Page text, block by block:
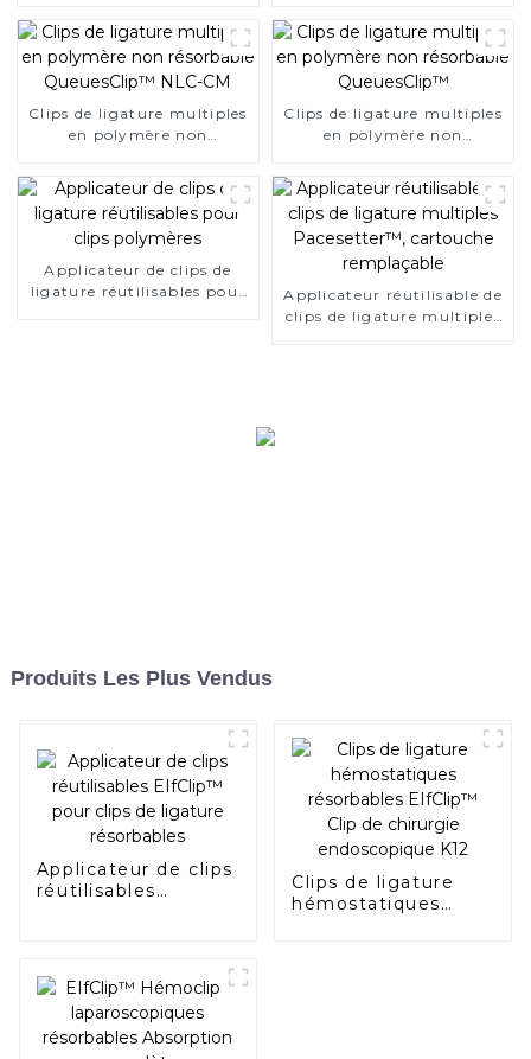
Clips de ligature multiples
en polymère non
Clips de ligature multiples
en polymère non
Applicateur de clips de
ligature réutilisables pour
Applicateur réutilisable de
clips de ligature multiples
Produits Les Plus Vendus
Applicateur de clips
réutilisables
Clips de ligature
hémostatiques